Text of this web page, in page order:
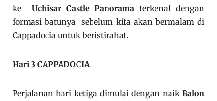
ke Uchisar Castle Panoramaterkenal dengan
formasi batunya sebelum kita akan bermalam di
Cappadocia untuk beristirahat.
Hari 3 CAPPADOCIA
Perjalanan hari ketiga dimulai dengan naik Balon